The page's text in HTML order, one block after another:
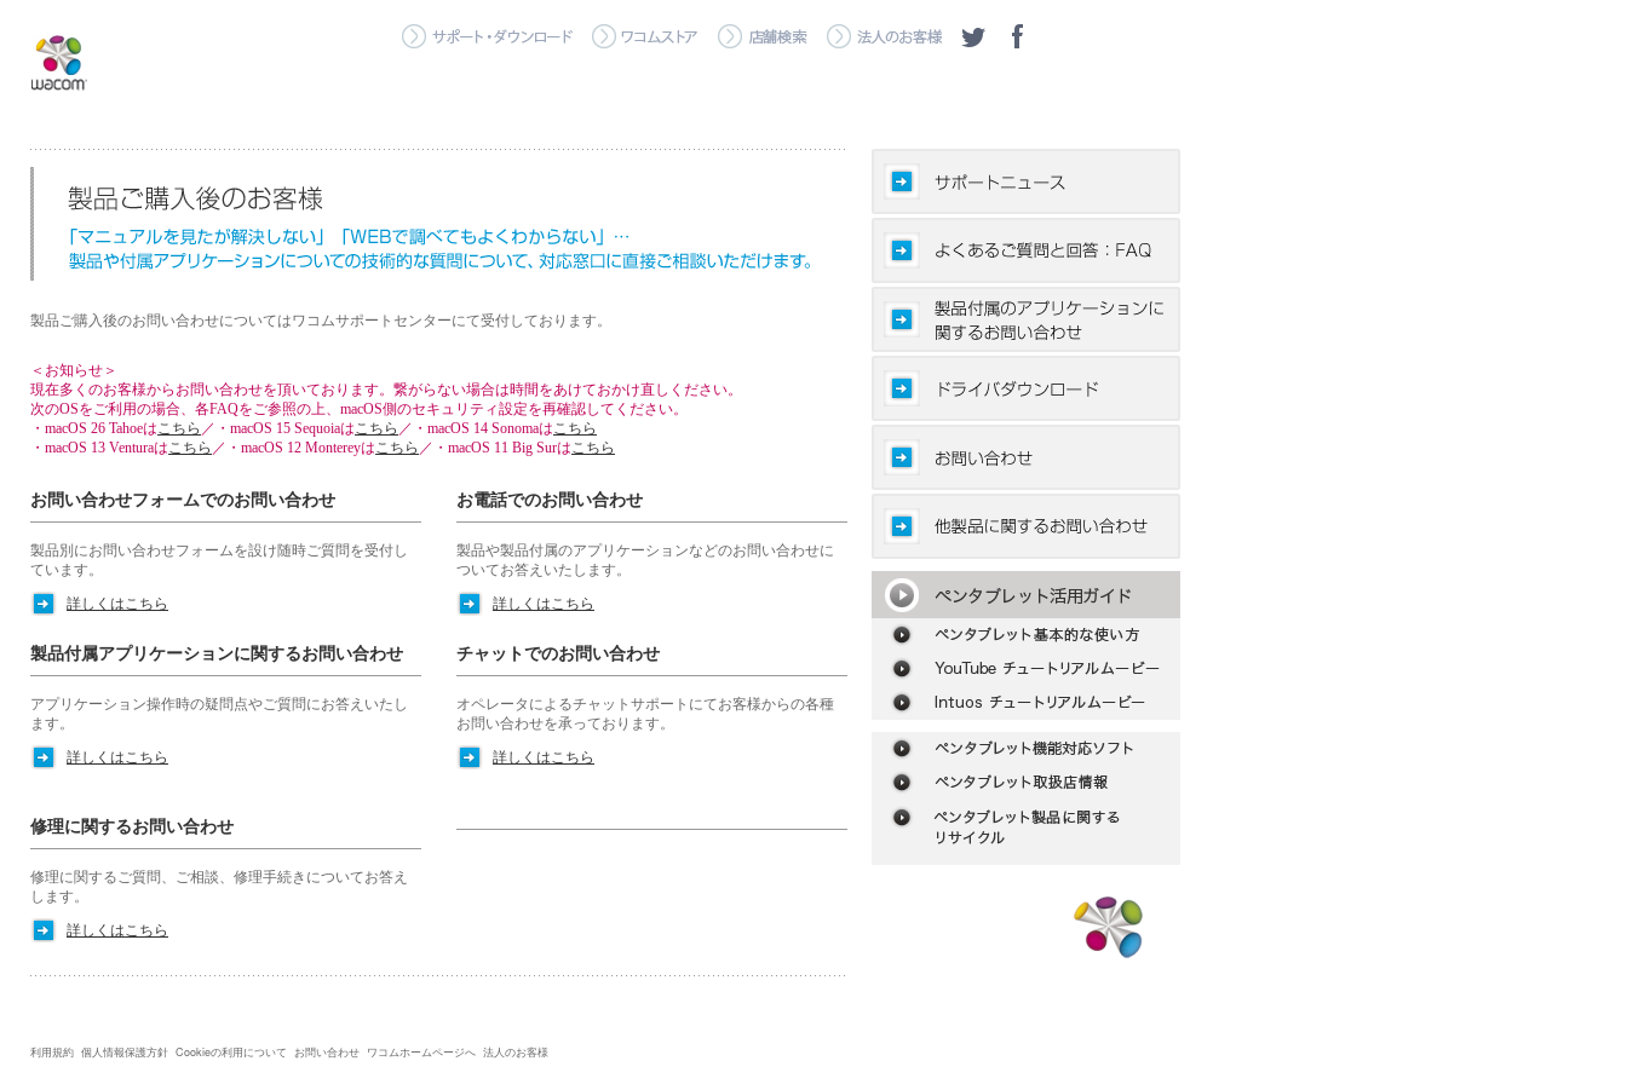
製品ご購入後のお問い合わせについてはワコムサポートセンターにて受付しております。
＜お知らせ＞
現在多くのお客様からお問い合わせを頂いております。繋がらない場合は時間をあけておかけ直しください。
次のOSをご利用の場合、各FAQをご参照の上、macOS側のセキュリティ設定を再確認してください。
・macOS 26 Tahoeはこちら ／・macOS 15 Sequoiaはこちら ／・macOS 14 Sonomaはこちら
・macOS 13 Venturaはこちら ／・macOS 12 Montereyはこちら ／・macOS 11 Big Surはこちら
お問い合わせフォームでのお問い合わせ
製品別にお問い合わせフォームを設け随時ご質問を受付し
ています。
詳しくはこちら
お電話でのお問い合わせ
製品や製品付属のアプリケーションなどのお問い合わせに
ついてお答えいたします。
詳しくはこちら
製品付属アプリケーションに関するお問い合わせ
アプリケーション操作時の疑問点やご質問にお答えいたし
ます。
詳しくはこちら
チャットでのお問い合わせ
オペレータによるチャットサポートにてお客様からの各種
お問い合わせを承っております。
詳しくはこちら
修理に関するお問い合わせ
修理に関するご質問、ご相談、修理手続きについてお答え
します。
詳しくはこちら
利用規約 個人情報保護方針 Cookieの利用について お問い合わせ ワコムホームページへ 法人のお客様